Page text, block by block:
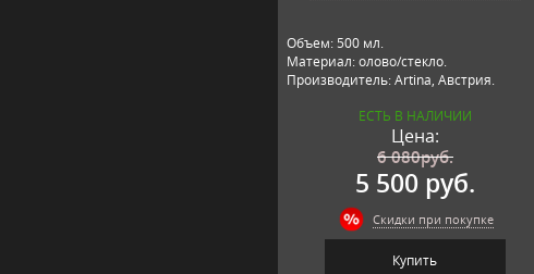
Объем: 500 мл.
Материал: олово/стекло.
Производитель: Artina, Австрия.
ЕСТЬ В НАЛИЧИИ
Цена:
6 080руб.
5 500 руб.
Скидки при покупке
Купить